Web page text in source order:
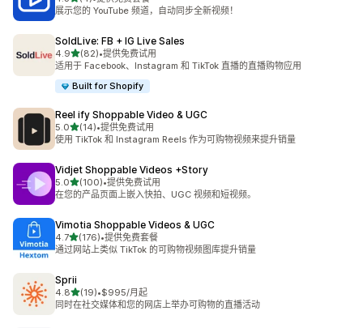
总共 4 条评论
展示您的 YouTube 频道，自动同步全新视频！
SoldLive: FB + IG Live Sales
4.9星（满分 5 星）
(82)
总共 82 条评论
•提供免费试用
适用于 Facebook、Instagram 和 TikTok 直播的直播购物应用
Built for Shopify
Reel ify Shoppable Video & UGC
5.0星（满分 5 星）
(14)
总共 14 条评论
•提供免费试用
使用 TikTok 和 Instagram Reels 作为可购物视频来提升销量
Vidjet Shoppable Videos +Story
5.0星（满分 5 星）
(100)
总共 100 条评论
•提供免费试用
在您的产品页面上嵌入快拍、UGC 视频和短视频。
Vimotia Shoppable Videos & UGC
4.7星（满分 5 星）
(176)
总共 176 条评论
•提供免费套餐
通过网站上类似 TikTok 的可购物视频图库提升销量
Sprii
4.8星（满分 5 星）
(19)
总共 19 条评论
•$995/月起
同时在社交媒体和您的网店上举办可购物的直播活动